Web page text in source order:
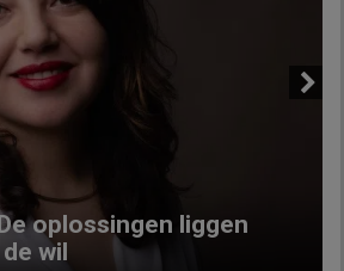
oplossingen liggen
wil